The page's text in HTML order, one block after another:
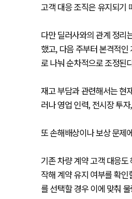
고객 대응 조직은 유지되기
다만 딜러사와의 관계 정리
했고, 다음 주부터 본격적
로 나눠 순차적으로 조정된
재고 부담과 관련해서는 현
러나 영업 인력, 전시장 투
또 손해배상이나 보상 문제
기존 차량 계약 고객 대응
작해 계약 유지 여부를 확
를 선택할 경우 이에 맞춰